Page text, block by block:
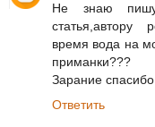
Не знаю
статья,автору
время вода на
приманки???
Зарание спасибо
Ответить